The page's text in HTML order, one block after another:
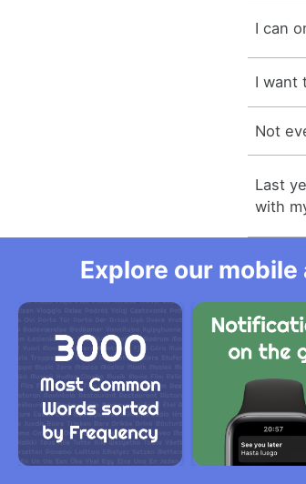
I can
I want
Not
Last
with
Explore our